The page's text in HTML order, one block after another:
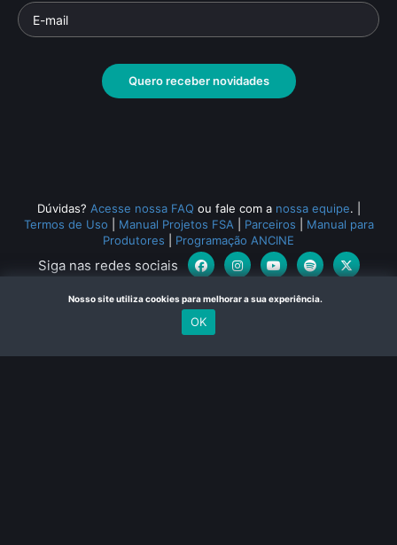
Quero receber novidades
Dúvidas? Acesse nossa FAQ ou fale com a nossa equipe.
Termos de Uso
Manual Projetos FSA Parceiros
Manual para
Produtores
Programação ANCINE
Siga nas redes sociais
Nosso site utiliza cookies para melhorar a sua experiência.
OK